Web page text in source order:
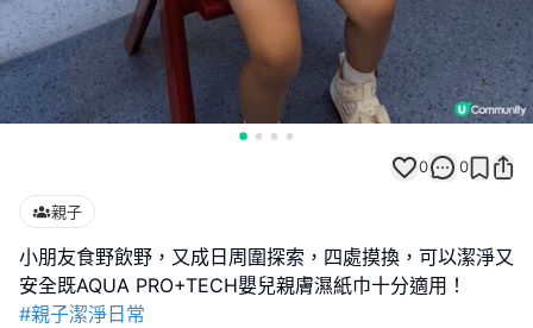
0 0
親子
小朋友食野飲野，又成日周圍探索，四處摸換，可以潔淨又
#親子潔淨日常